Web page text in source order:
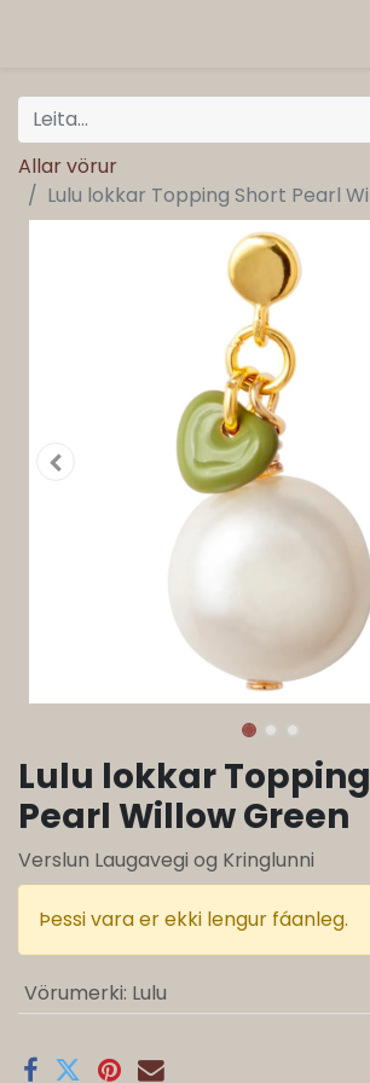
Allar vörur
Lulu lokkar Topping Short Pearl
Lulu lokkar
Pearl Willow Green
Verslun Laugavegi og Kringlunni
Þessi vara er ekki lengur fáanleg.
Vörumerki: Lulu